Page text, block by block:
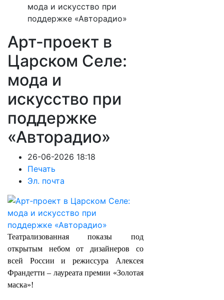
мода и искусство при
поддержке «Авторадио»
Арт‑проект в
Царском Селе:
мода и
искусство при
поддержке
«Авторадио»
26-06-2026 18:18
Печать
Эл. почта
Театрализованная показы под
открытым небом от дизайнеров со
всей России и режиссура Алексея
Франдетти – лауреата премии «Золотая
маска»!